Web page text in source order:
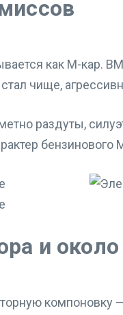
как M-кар.
чище,
раздуты,
и